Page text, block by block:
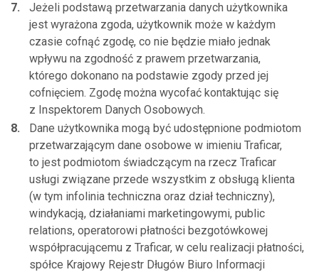
Jeżeli podstawą przetwarzania danych użytkownika
jest wyrażona zgoda, użytkownik może w każdym
czasie cofnąć zgodę, co nie będzie miało jednak
wpływu na zgodność z prawem przetwarzania,
którego dokonano na podstawie zgody przed jej
cofnięciem. Zgodę można wycofać kontaktując się
z Inspektorem Danych Osobowych.
Dane użytkownika mogą być udostępnione podmiotom
przetwarzającym dane osobowe w imieniu Traficar,
to jest podmiotom świadczącym na rzecz Traficar
usługi związane przede wszystkim z obsługą klienta
(w tym infolinia techniczna oraz dział techniczny),
windykacją, działaniami marketingowymi, public
relations, operatorowi płatności bezgotówkowej
współpracującemu z Traficar, w celu realizacji płatności,
spółce Krajowy Rejestr Długów Biuro Informacji